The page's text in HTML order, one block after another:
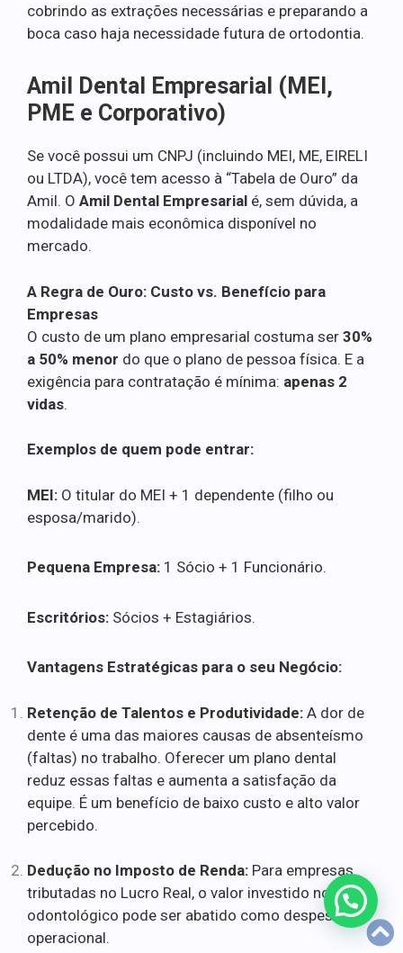
cobrindo as extrações necessárias e preparando a
boca caso haja necessidade futura de ortodontia.
Amil Dental Empresarial (MEI,
PME e Corporativo)
Se você possui um CNPJ (incluindo MEI, ME, EIRELI
ou LTDA), você tem acesso à “Tabela de Ouro” da
Amil. O Amil Dental Empresarial é, sem dúvida, a
modalidade mais econômica disponível no
mercado.
A Regra de Ouro: Custo vs. Benefício para
Empresas
O custo de um plano empresarial costuma ser 30%
a 50% menor do que o plano de pessoa física. E a
exigência para contratação é mínima: apenas 2
vidas.
Exemplos de quem pode entrar:
MEI: O titular do MEI + 1 dependente (filho ou
esposa/marido).
Pequena Empresa: 1 Sócio + 1 Funcionário.
Escritórios: Sócios + Estagiários.
Vantagens Estratégicas para o seu Negócio:
Retenção de Talentos e Produtividade: A dor de
dente é uma das maiores causas de absenteísmo
(faltas) no trabalho. Oferecer um plano dental
reduz essas faltas e aumenta a satisfação da
equipe. É um benefício de baixo custo e alto valor
percebido.
Dedução no Imposto de Renda: Para empresas
tributadas no Lucro Real, o valor investido no plano
odontológico pode ser abatido como despesa
operacional.